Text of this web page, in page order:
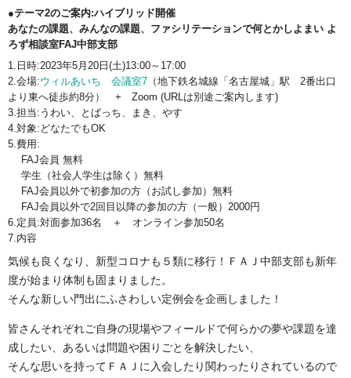
●テーマ2のご案内:ハイブリッド開催
あなたの課題、みんなの課題、ファシリテーションで何とかしよまい よ
ろず相談室FAJ中部支部
1.日時:2023年5月20日(土)13:00～17:00
2.会場:ウィルあいち 会議室7 （地下鉄名城線「名古屋城」駅 2番出口
より東へ徒歩約8分） + Zoom (URLは別途ご案内します)
3.担当:うわい、とばっち、まき、やす
4.対象:どなたでもOK
5.費用:
FAJ会員 無料
学生（社会人学生は除く）無料
FAJ会員以外で初参加の方（お試し参加）無料
FAJ会員以外で2回目以降の参加の方（一般）2000円
6.定員:対面参加36名 ＋ オンライン参加50名
7.内容
気候も良くなり、新型コロナも５類に移行！ＦＡＪ中部支部も新年
度が始まり体制も固まりました。
そんな新しい門出にふさわしい定例会を企画しました！
皆さんそれぞれご自身の現場やフィールドで何らかの夢や課題を達
成したい、あるいは問題や困りごとを解決したい、
そんな思いを持ってＦＡＪに入会したり関わったりされているので